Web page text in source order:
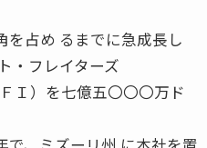
を占め るまでに急成長し
・フレイターズ
Ｉ）を七億五〇〇〇万ド